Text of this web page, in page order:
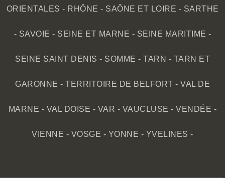
ORIENTALES - RHÔNE - SAÔNE ET LOIRE - SARTHE
- SAVOIE - SEINE ET MARNE - SEINE MARITIME -
SEINE SAINT DENIS - SOMME - TARN - TARN ET
GARONNE - TERRITOIRE DE BELFORT - VAL DE
MARNE - VAL DOISE - VAR - VAUCLUSE -VENDÉE -
VIENNE - VOSGE - YONNE - YVELINES -